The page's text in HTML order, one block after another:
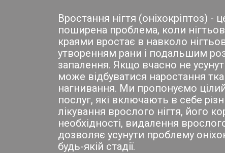
Вростання нігтя (оніхокріптоз) -
поширена проблема, коли
краями вростає в навколо
утворенням рани і подальшим
запалення. Якщо вчасно не
може відбуватися наростання
нагнивання. Ми пропонуємо
послуг, які включають в себе
лікування врослого нігтя, його
необхідності, видалення
дозволяє усунути проблему
будь-якій стадії.